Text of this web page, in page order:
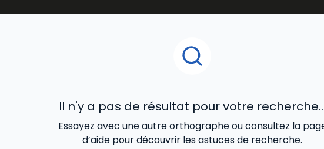
Il n'y a pas de résultat pour votre
Essayez avec une autre orthographe ou consultez la
d’aide pour découvrir les astuces de recherche.